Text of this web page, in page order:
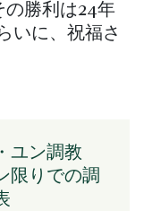
の勝利は24年
いに、祝福さ
ユン調教
限りでの調